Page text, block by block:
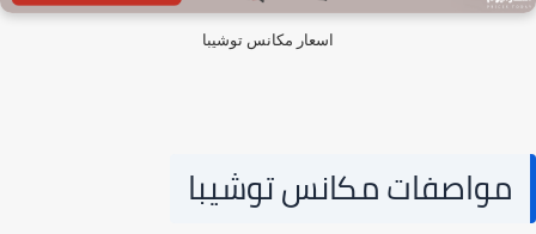
اسعار مكانس توشيبا
مواصفات مكانس توشيبا